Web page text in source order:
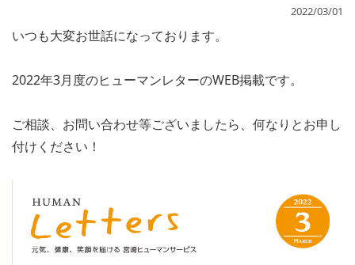
2022/03/01
いつも大変お世話になっております。
2022年3月度のヒューマンレターのWEB掲載です。
ご相談、お問い合わせ等ございましたら、何なりとお申し
付けください！